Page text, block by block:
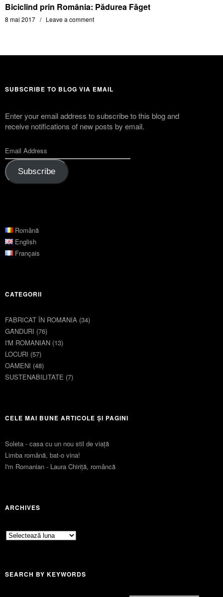
Biciclind prin România: Pădurea Făget
8 mai 2017 Leave a comment
SUBSCRIBE TO BLOG VIA EMAIL
Enter your email address to subscribe to this blog and
receive notifications of new posts by email.
Subscribe
Română
English
Français
CATEGORII
FABRICAT ÎN ROMȂNIA (34)
GȂNDURI (76)
I'M ROMANIAN (13)
LOCURI (57)
OAMENI (48)
SUSTENABILITATE (7)
CELE MAI BUNE ARTICOLE ȘI PAGINI
Soleta - casa cu un nou stil de viaţă
Limba română, bat-o vina!
I'm Romanian - Laura Chiriță, româncă
ARCHIVES
Archives
SEARCH BY KEYWORDS